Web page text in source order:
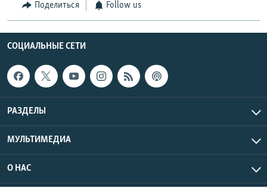
Поделиться Follow us
СОЦИАЛЬНЫЕ СЕТИ
РАЗДЕЛЫ
МУЛЬТИМЕДИА
О НАС